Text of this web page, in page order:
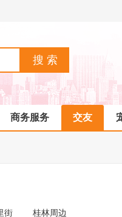
商务服务 交友
街 桂林周边